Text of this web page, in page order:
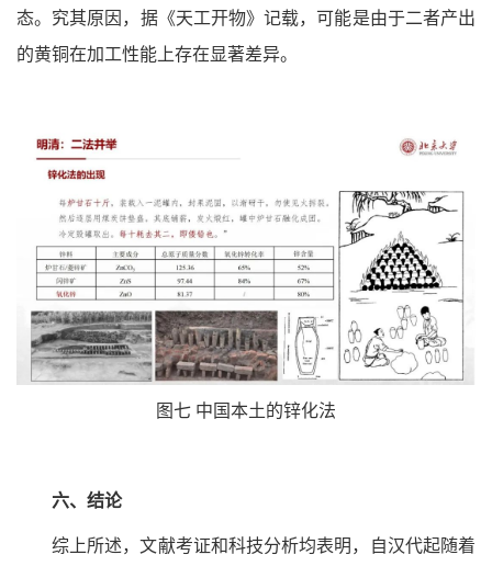
态。究其原因，据《天工开物》记载，可能是由于二者产出
的黄铜在加工性能上存在显著差异。
图七 中国本土的锌化法
六、结论‍
综上所述，文献考证和科技分析均表明，自汉代起随着